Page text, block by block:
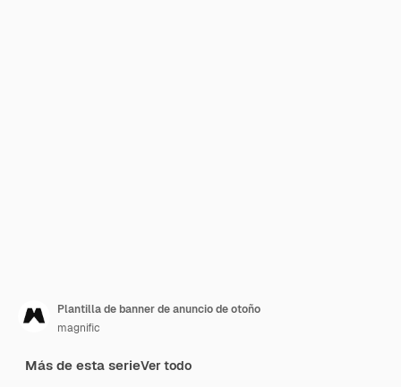
Plantilla de banner de anuncio de otoño
magnific
Más de esta serieVer todo